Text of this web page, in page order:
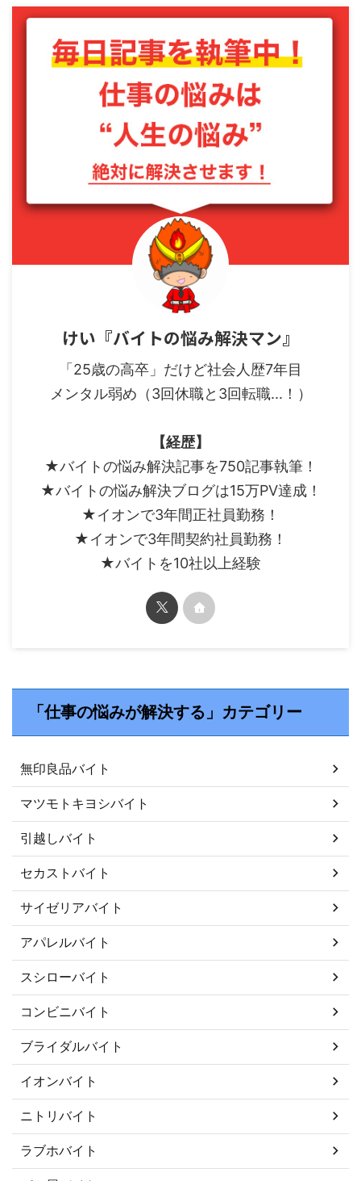
けい『バイトの悩み解決マン』
「25歳の高卒」だけど社会人歴7年目
メンタル弱め（3回休職と3回転職...！）
【経歴】
★バイトの悩み解決記事を750記事執筆！
★バイトの悩み解決ブログは15万PV達成！
★イオンで3年間正社員勤務！
★イオンで3年間契約社員勤務！
★バイトを10社以上経験
「仕事の悩みが解決する」カテゴリー
無印良品バイト
マツモトキヨシバイト
引越しバイト
セカストバイト
サイゼリアバイト
アパレルバイト
スシローバイト
コンビニバイト
ブライダルバイト
イオンバイト
ニトリバイト
ラブホバイト